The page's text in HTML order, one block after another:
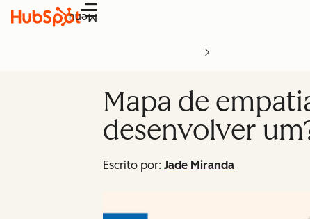
Menu
Mapa de
desenvolver
Escrito por: Jade Miranda